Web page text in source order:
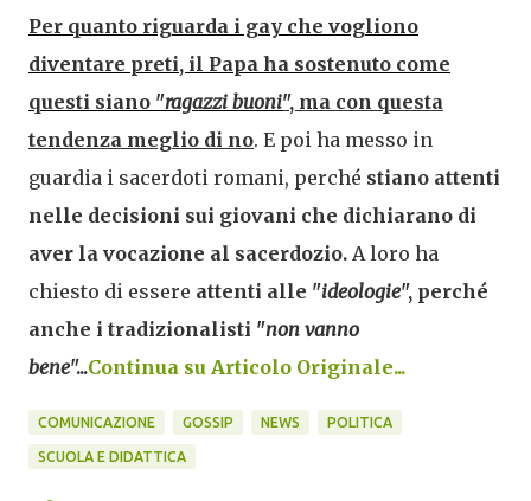
Per quanto riguarda i gay che vogliono
diventare preti, il Papa ha sostenuto come
questi siano "ragazzi buoni", ma con questa
tendenza meglio di no. E poi ha messo in
guardia i sacerdoti romani, perché stiano attenti
nelle decisioni sui giovani che dichiarano di
aver la vocazione al sacerdozio. A loro ha
chiesto di essere attenti alle "ideologie", perché
anche i tradizionalisti "non vanno
bene"...Continua su Articolo Originale...
COMUNICAZIONE GOSSIP NEWS POLITICA
SCUOLA E DIDATTICA